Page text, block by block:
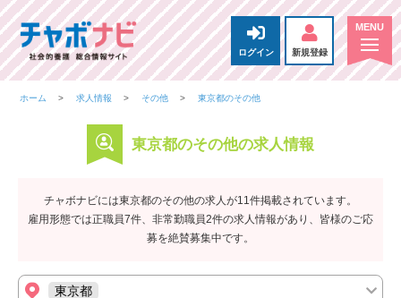
ログイン 新規登録
ホーム 求人情報 その他 東京都のその他
東京都のその他の求人情報
チャボナビには東京都のその他の求人が11件掲載されています。
雇用形態では正職員7件、非常勤職員2件の求人情報があり、皆様のご応
募を絶賛募集中です。
東京都